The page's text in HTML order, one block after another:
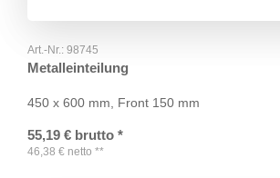
Art.-Nr.: 98745
Metalleinteilung
450 x 600 mm, Front 150 mm
55,19 € brutto *
46,38 € netto **